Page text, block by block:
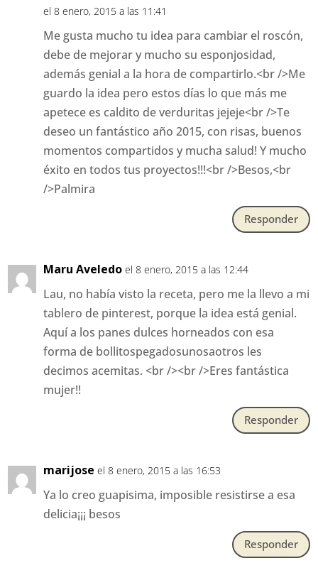
el 8 enero, 2015 a las 11:41
Me gusta mucho tu idea para cambiar el roscón,
debe de mejorar y mucho su esponjosidad,
además genial a la hora de compartirlo.<br />Me
guardo la idea pero estos días lo que más me
apetece es caldito de verduritas jejeje<br />Te
deseo un fantástico año 2015, con risas, buenos
momentos compartidos y mucha salud! Y mucho
éxito en todos tus proyectos!!!<br />Besos,<br
/>Palmira
Responder
Maru Aveledo el 8 enero, 2015 a las 12:44
Lau, no había visto la receta, pero me la llevo a mi
tablero de pinterest, porque la idea está genial.
Aquí a los panes dulces horneados con esa
forma de bollitospegadosunosaotros les
decimos acemitas. <br /><br />Eres fantástica
mujer!!
Responder
marijose el 8 enero, 2015 a las 16:53
Ya lo creo guapisima, imposible resistirse a esa
delicia¡¡¡ besos
Responder